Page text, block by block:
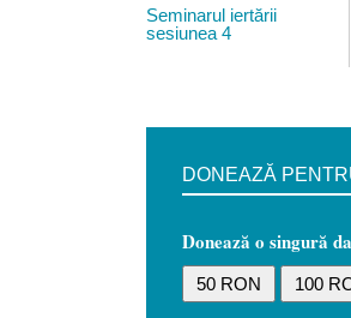
Seminarul iertării
sesiunea 4
DONEAZĂ
Donează o singură
50 RON 100